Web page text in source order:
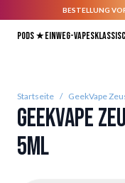
BESTELLUNG
Pods ★Einweg-Vapes
Startseite / GeekVape
GeekVape
5ml